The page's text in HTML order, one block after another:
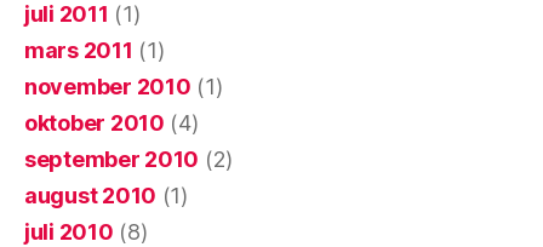
juli 2011 (1)
mars 2011 (1)
november 2010 (1)
oktober 2010 (4)
september 2010 (2)
august 2010 (1)
juli 2010 (8)